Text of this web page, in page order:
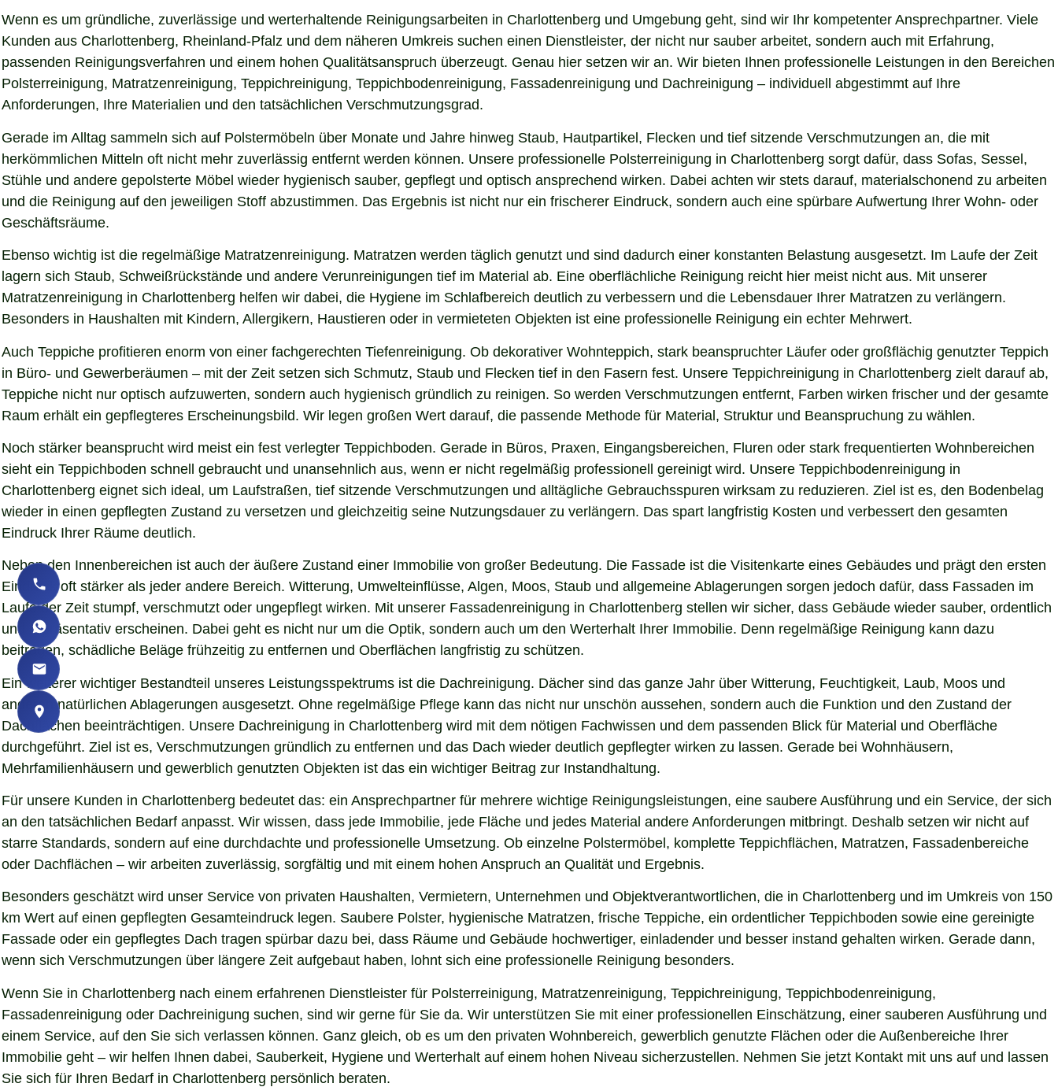
Wenn es um gründliche, zuverlässige und werterhaltende Reinigungsarbeiten in Charlottenberg und Umgebung geht, sind wir Ihr kompetenter Ansprechpartner. Viele
Kunden aus Charlottenberg, Rheinland-Pfalz und dem näheren Umkreis suchen einen Dienstleister, der nicht nur sauber arbeitet, sondern auch mit Erfahrung,
passenden Reinigungsverfahren und einem hohen Qualitätsanspruch überzeugt. Genau hier setzen wir an. Wir bieten Ihnen professionelle Leistungen in den Bereichen
Polsterreinigung, Matratzenreinigung, Teppichreinigung, Teppichbodenreinigung, Fassadenreinigung und Dachreinigung – individuell abgestimmt auf Ihre
Anforderungen, Ihre Materialien und den tatsächlichen Verschmutzungsgrad.
Gerade im Alltag sammeln sich auf Polstermöbeln über Monate und Jahre hinweg Staub, Hautpartikel, Flecken und tief sitzende Verschmutzungen an, die mit
herkömmlichen Mitteln oft nicht mehr zuverlässig entfernt werden können. Unsere professionelle Polsterreinigung in Charlottenberg sorgt dafür, dass Sofas, Sessel,
Stühle und andere gepolsterte Möbel wieder hygienisch sauber, gepflegt und optisch ansprechend wirken. Dabei achten wir stets darauf, materialschonend zu arbeiten
und die Reinigung auf den jeweiligen Stoff abzustimmen. Das Ergebnis ist nicht nur ein frischerer Eindruck, sondern auch eine spürbare Aufwertung Ihrer Wohn- oder
Geschäftsräume.
Ebenso wichtig ist die regelmäßige Matratzenreinigung. Matratzen werden täglich genutzt und sind dadurch einer konstanten Belastung ausgesetzt. Im Laufe der Zeit
lagern sich Staub, Schweißrückstände und andere Verunreinigungen tief im Material ab. Eine oberflächliche Reinigung reicht hier meist nicht aus. Mit unserer
Matratzenreinigung in Charlottenberg helfen wir dabei, die Hygiene im Schlafbereich deutlich zu verbessern und die Lebensdauer Ihrer Matratzen zu verlängern.
Besonders in Haushalten mit Kindern, Allergikern, Haustieren oder in vermieteten Objekten ist eine professionelle Reinigung ein echter Mehrwert.
Auch Teppiche profitieren enorm von einer fachgerechten Tiefenreinigung. Ob dekorativer Wohnteppich, stark beanspruchter Läufer oder großflächig genutzter Teppich
in Büro- und Gewerberäumen – mit der Zeit setzen sich Schmutz, Staub und Flecken tief in den Fasern fest. Unsere Teppichreinigung in Charlottenberg zielt darauf ab,
Teppiche nicht nur optisch aufzuwerten, sondern auch hygienisch gründlich zu reinigen. So werden Verschmutzungen entfernt, Farben wirken frischer und der gesamte
Raum erhält ein gepflegteres Erscheinungsbild. Wir legen großen Wert darauf, die passende Methode für Material, Struktur und Beanspruchung zu wählen.
Noch stärker beansprucht wird meist ein fest verlegter Teppichboden. Gerade in Büros, Praxen, Eingangsbereichen, Fluren oder stark frequentierten Wohnbereichen
sieht ein Teppichboden schnell gebraucht und unansehnlich aus, wenn er nicht regelmäßig professionell gereinigt wird. Unsere Teppichbodenreinigung in
Charlottenberg eignet sich ideal, um Laufstraßen, tief sitzende Verschmutzungen und alltägliche Gebrauchsspuren wirksam zu reduzieren. Ziel ist es, den Bodenbelag
wieder in einen gepflegten Zustand zu versetzen und gleichzeitig seine Nutzungsdauer zu verlängern. Das spart langfristig Kosten und verbessert den gesamten
Eindruck Ihrer Räume deutlich.
Neben den Innenbereichen ist auch der äußere Zustand einer Immobilie von großer Bedeutung. Die Fassade ist die Visitenkarte eines Gebäudes und prägt den ersten
Eindruck oft stärker als jeder andere Bereich. Witterung, Umwelteinflüsse, Algen, Moos, Staub und allgemeine Ablagerungen sorgen jedoch dafür, dass Fassaden im
Laufe der Zeit stumpf, verschmutzt oder ungepflegt wirken. Mit unserer Fassadenreinigung in Charlottenberg stellen wir sicher, dass Gebäude wieder sauber, ordentlich
und repräsentativ erscheinen. Dabei geht es nicht nur um die Optik, sondern auch um den Werterhalt Ihrer Immobilie. Denn regelmäßige Reinigung kann dazu
beitragen, schädliche Beläge frühzeitig zu entfernen und Oberflächen langfristig zu schützen.
Ein weiterer wichtiger Bestandteil unseres Leistungsspektrums ist die Dachreinigung. Dächer sind das ganze Jahr über Witterung, Feuchtigkeit, Laub, Moos und
anderen natürlichen Ablagerungen ausgesetzt. Ohne regelmäßige Pflege kann das nicht nur unschön aussehen, sondern auch die Funktion und den Zustand der
Dachflächen beeinträchtigen. Unsere Dachreinigung in Charlottenberg wird mit dem nötigen Fachwissen und dem passenden Blick für Material und Oberfläche
durchgeführt. Ziel ist es, Verschmutzungen gründlich zu entfernen und das Dach wieder deutlich gepflegter wirken zu lassen. Gerade bei Wohnhäusern,
Mehrfamilienhäusern und gewerblich genutzten Objekten ist das ein wichtiger Beitrag zur Instandhaltung.
Für unsere Kunden in Charlottenberg bedeutet das: ein Ansprechpartner für mehrere wichtige Reinigungsleistungen, eine saubere Ausführung und ein Service, der sich
an den tatsächlichen Bedarf anpasst. Wir wissen, dass jede Immobilie, jede Fläche und jedes Material andere Anforderungen mitbringt. Deshalb setzen wir nicht auf
starre Standards, sondern auf eine durchdachte und professionelle Umsetzung. Ob einzelne Polstermöbel, komplette Teppichflächen, Matratzen, Fassadenbereiche
oder Dachflächen – wir arbeiten zuverlässig, sorgfältig und mit einem hohen Anspruch an Qualität und Ergebnis.
Besonders geschätzt wird unser Service von privaten Haushalten, Vermietern, Unternehmen und Objektverantwortlichen, die in Charlottenberg und im Umkreis von 150
km Wert auf einen gepflegten Gesamteindruck legen. Saubere Polster, hygienische Matratzen, frische Teppiche, ein ordentlicher Teppichboden sowie eine gereinigte
Fassade oder ein gepflegtes Dach tragen spürbar dazu bei, dass Räume und Gebäude hochwertiger, einladender und besser instand gehalten wirken. Gerade dann,
wenn sich Verschmutzungen über längere Zeit aufgebaut haben, lohnt sich eine professionelle Reinigung besonders.
Wenn Sie in Charlottenberg nach einem erfahrenen Dienstleister für Polsterreinigung, Matratzenreinigung, Teppichreinigung, Teppichbodenreinigung,
Fassadenreinigung oder Dachreinigung suchen, sind wir gerne für Sie da. Wir unterstützen Sie mit einer professionellen Einschätzung, einer sauberen Ausführung und
einem Service, auf den Sie sich verlassen können. Ganz gleich, ob es um den privaten Wohnbereich, gewerblich genutzte Flächen oder die Außenbereiche Ihrer
Immobilie geht – wir helfen Ihnen dabei, Sauberkeit, Hygiene und Werterhalt auf einem hohen Niveau sicherzustellen. Nehmen Sie jetzt Kontakt mit uns auf und lassen
Sie sich für Ihren Bedarf in Charlottenberg persönlich beraten.